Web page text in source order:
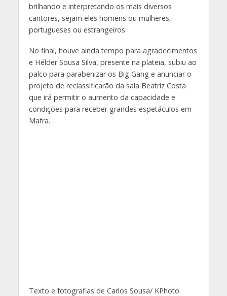
brilhando e interpretando os mais diversos
cantores, sejam eles homens ou mulheres,
portugueses ou estrangeiros.
No final, houve ainda tempo para agradecimentos
e Hélder Sousa Silva, presente na plateia, subiu ao
palco para parabenizar os Big Gang e anunciar o
projeto de reclassificarão da sala Beatriz Costa
que irá permitir o aumento da capacidade e
condições para receber grandes espetáculos em
Mafra.
Texto e fotografias de Carlos Sousa/ KPhoto